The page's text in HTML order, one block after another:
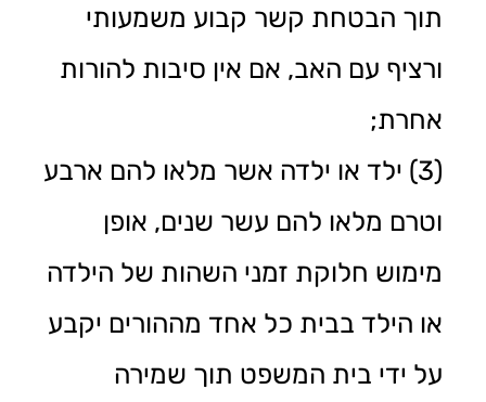
תוך הבטחת קשר קבוע משמעותי
ורציף עם האב, אם אין סיבות להורות
אחרת;
(3) ילד או ילדה אשר מלאו להם ארבע
וטרם מלאו להם עשר שנים, אופן
מימוש חלוקת זמני השהות של הילדה
או הילד בבית כל אחד מההורים יקבע
על ידי בית המשפט תוך שמירה